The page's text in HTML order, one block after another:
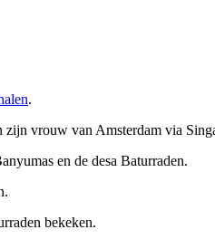
.
vrouw van Amsterdam via
en de desa Baturraden.
bekeken.